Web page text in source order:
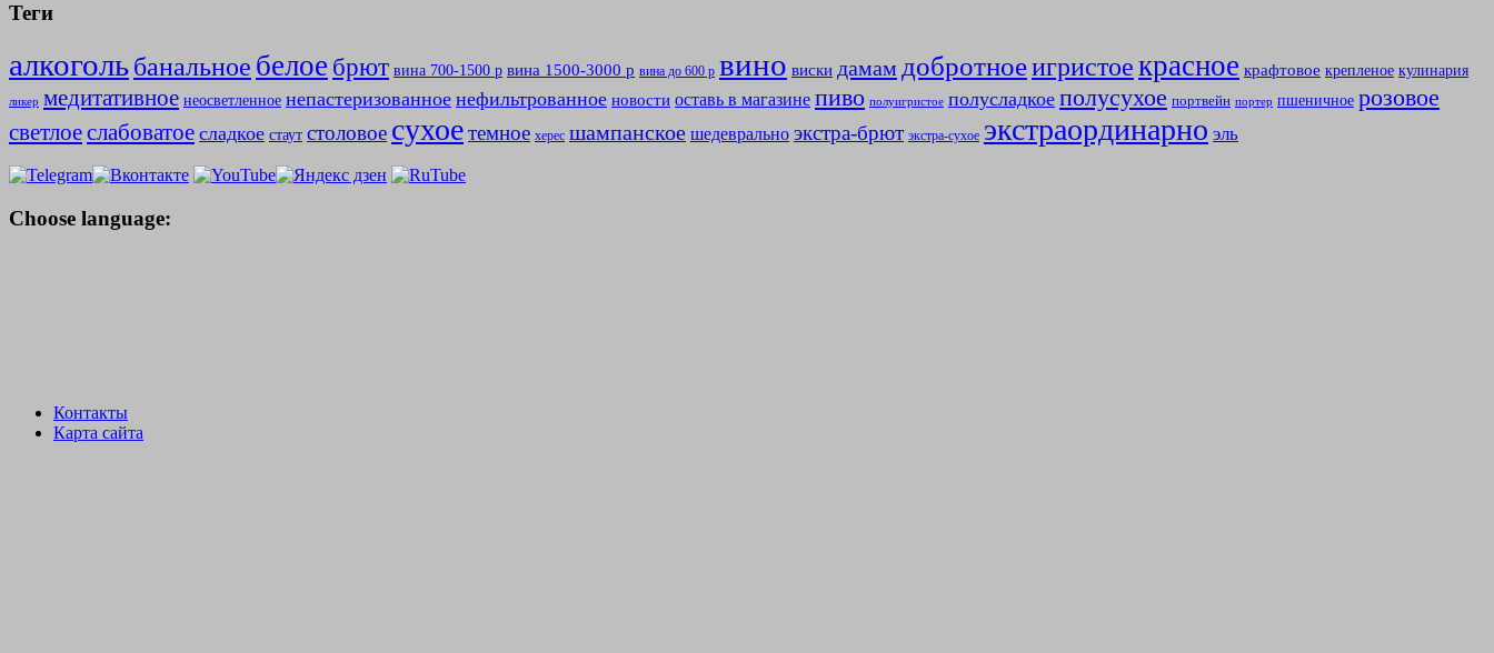
Теги
алкогольбанальное белое брют вина 700-1500 р вина 1500-3000 р вина до 600 р вино виски дамам добротноеигристоекрасное крафтовое крепленое кулинария
ликер медитативное неосветленное непастеризованное нефильтрованное новости оставь в магазине пиво полуигристое полусладкое полусухое портвейн портер пшеничное розовое
светлоеслабоватое сладкое стаут столовое сухоетемное херес шампанское шедеврально экстра-брют экстра-сухое экстраординарно эль
Choose language:
Контакты
Карта сайта